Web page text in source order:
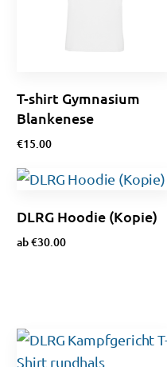
T-shirt Gymnasium
Blankenese
€15.00
Optionen wählen
DLRG Hoodie (Kopie)
ab€30.00